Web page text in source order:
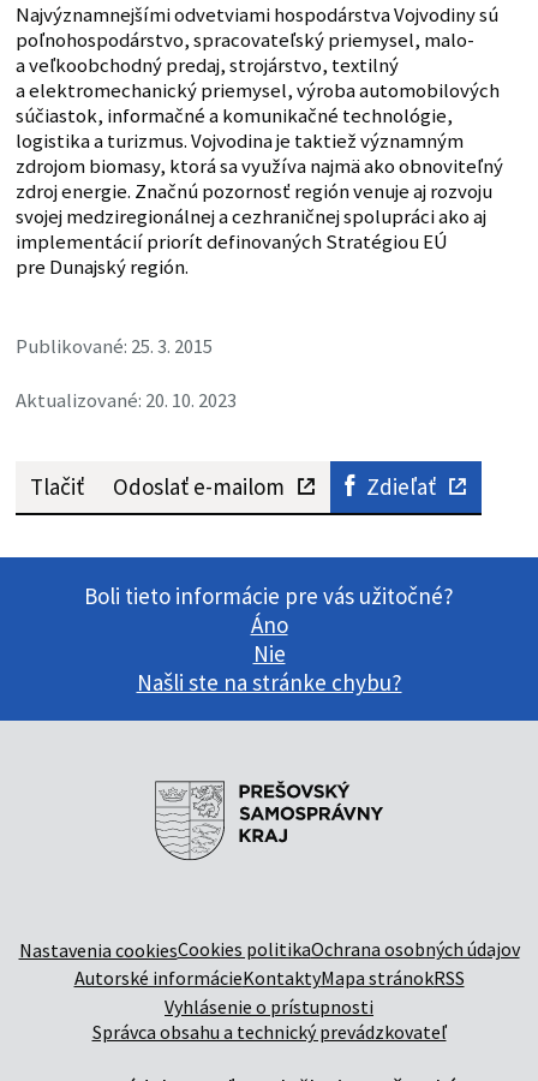
Najvýznamnejšími odvetviami hospodárstva Vojvodiny sú
poľnohospodárstvo, spracovateľský priemysel, malo-
a veľkoobchodný predaj, strojárstvo, textilný
a elektromechanický priemysel, výroba automobilových
súčiastok, informačné a komunikačné technológie,
logistika a turizmus. Vojvodina je taktiež významným
zdrojom biomasy, ktorá sa využíva najmä ako obnoviteľný
zdroj energie. Značnú pozornosť región venuje aj rozvoju
svojej medziregionálnej a cezhraničnej spolupráci ako aj
implementácií priorít definovaných Stratégiou EÚ
pre Dunajský región.
Publikované: 25. 3. 2015
Aktualizované: 20. 10. 2023
Tlačiť Odoslať e-mailom Zdieľať
Boli tieto informácie pre vás užitočné?
Áno
Nie
Našli ste na stránke chybu?
Nastavenia cookiesCookies politikaOchrana osobných údajov
Autorské informácieKontaktyMapa stránokRSS
Vyhlásenie o prístupnosti
Správca obsahu a technický prevádzkovateľ